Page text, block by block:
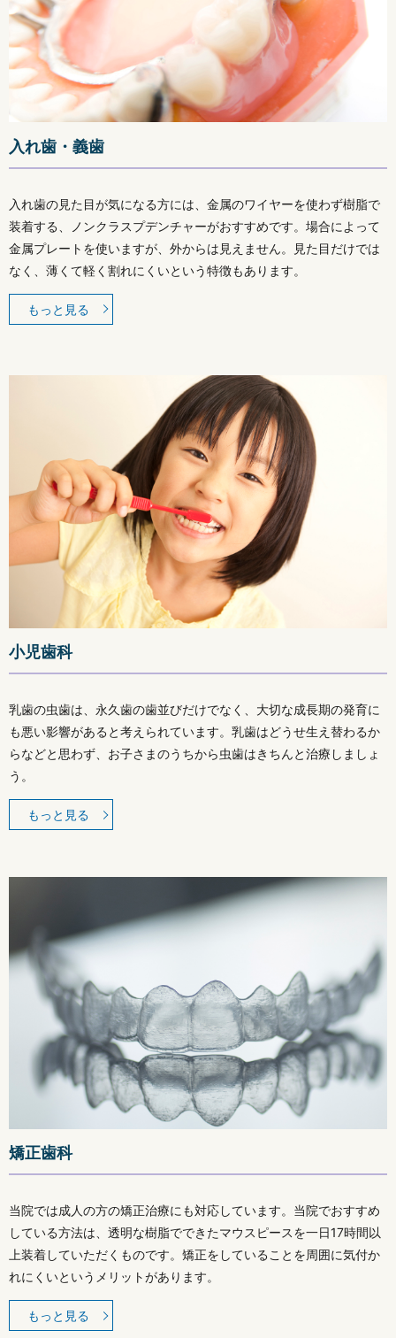
入れ歯・義歯
入れ歯の見た目が気になる方には、金属のワイヤーを使わず樹脂で
装着する、ノンクラスプデンチャーがおすすめです。場合によって
金属プレートを使いますが、外からは見えません。見た目だけでは
なく、薄くて軽く割れにくいという特徴もあります。
もっと見る
小児歯科
乳歯の虫歯は、永久歯の歯並びだけでなく、大切な成長期の発育に
も悪い影響があると考えられています。乳歯はどうせ生え替わるか
らなどと思わず、お子さまのうちから虫歯はきちんと治療しましょ
う。
もっと見る
矯正歯科
当院では成人の方の矯正治療にも対応しています。当院でおすすめ
している方法は、透明な樹脂でできたマウスピースを一日17時間以
上装着していただくものです。矯正をしていることを周囲に気付か
れにくいというメリットがあります。
もっと見る